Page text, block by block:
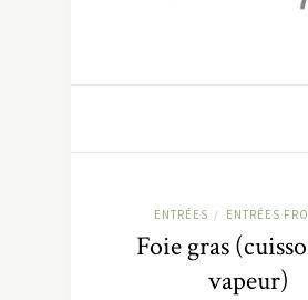
ENTRÉES / ENTRÉES
Foie gras
vapeur)